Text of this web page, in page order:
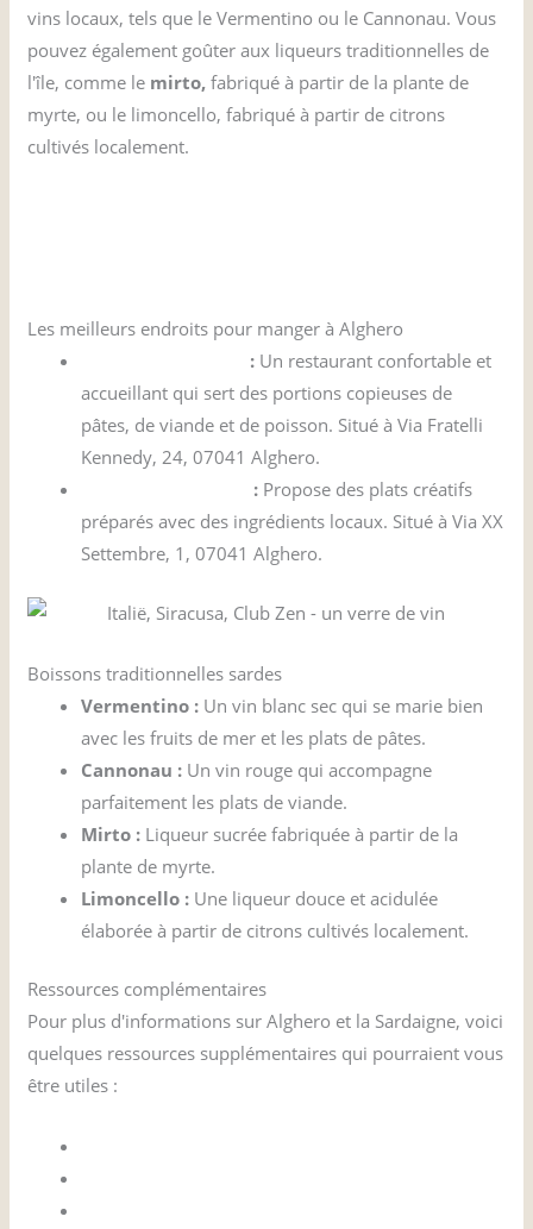
vins locaux, tels que le Vermentino ou le Cannonau. Vous
pouvez également goûter aux liqueurs traditionnelles de
l'île, comme le mirto, fabriqué à partir de la plante de
myrte, ou le limoncello, fabriqué à partir de citrons
cultivés localement.
Les meilleurs endroits pour manger à Alghero
: Un restaurant confortable et
accueillant qui sert des portions copieuses de
pâtes, de viande et de poisson. Situé à Via Fratelli
Kennedy, 24, 07041 Alghero.
: Propose des plats créatifs
préparés avec des ingrédients locaux. Situé à Via XX
Settembre, 1, 07041 Alghero.
Boissons traditionnelles sardes
Vermentino : Un vin blanc sec qui se marie bien
avec les fruits de mer et les plats de pâtes.
Cannonau : Un vin rouge qui accompagne
parfaitement les plats de viande.
Mirto : Liqueur sucrée fabriquée à partir de la
plante de myrte.
Limoncello : Une liqueur douce et acidulée
élaborée à partir de citrons cultivés localement.
Ressources complémentaires
Pour plus d'informations sur Alghero et la Sardaigne, voici
quelques ressources supplémentaires qui pourraient vous
être utiles :